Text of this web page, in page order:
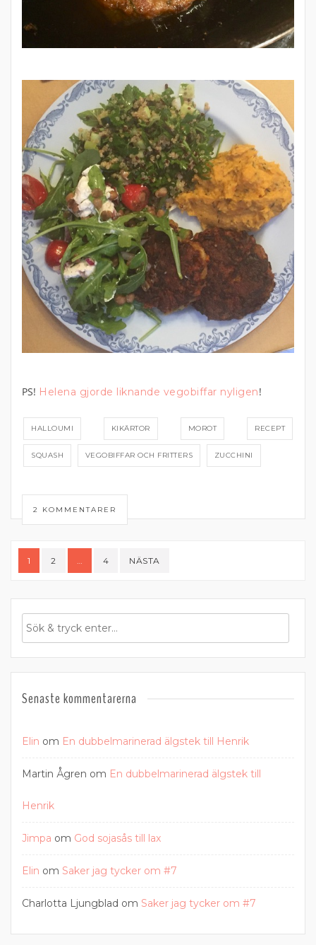
PS! Helena gjorde liknande vegobiffar nyligen!
HALLOUMI KIKÄRTOR MOROT RECEPT
SQUASH VEGOBIFFAR OCH FRITTERS ZUCCHINI
2 KOMMENTARER
Sidnumrering
för
1 2 … 4 NÄSTA
Senaste kommentarerna
Elin om En dubbelmarinerad älgstek till Henrik
Martin Ågren om En dubbelmarinerad älgstek till
Henrik
Jimpa om God sojasås till lax
Elin om Saker jag tycker om #7
Charlotta Ljungblad om Saker jag tycker om #7